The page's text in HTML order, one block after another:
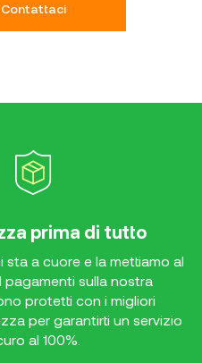
Contattaci
prima di tutto
sta a cuore e la mettiamo al
pagamenti sulla nostra
protetti con i migliori
per garantirti un servizio
al 100%.